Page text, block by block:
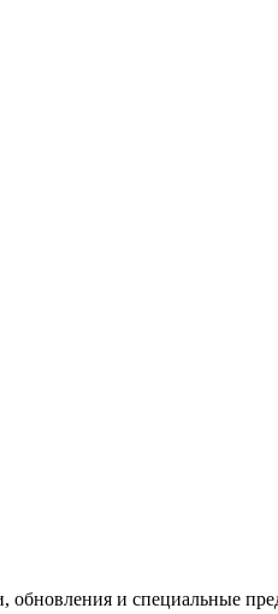
обновления и специальные